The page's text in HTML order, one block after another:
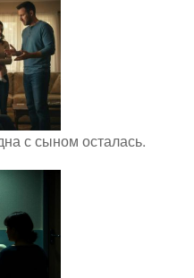
с сыном осталась.